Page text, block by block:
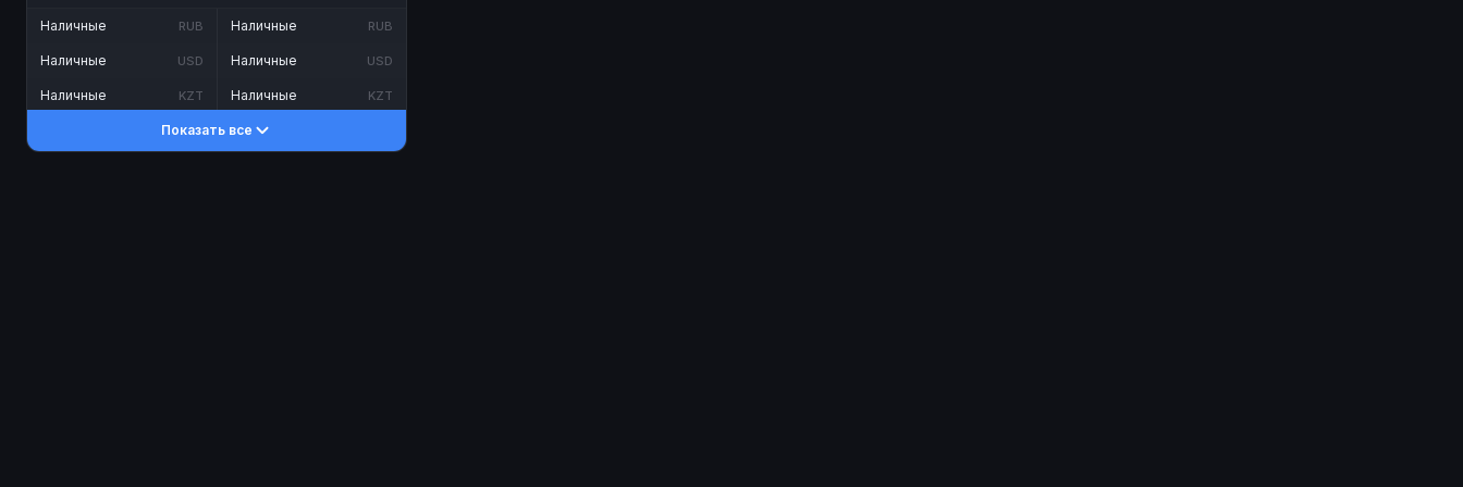
Наличные RUB
Наличные USD
Наличные KZT
Наличные RUB
Наличные USD
Наличные KZT
Показать все